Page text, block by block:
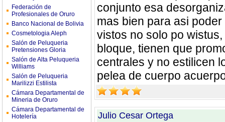
Federación de
Profesionales de Oruro
Banco Nacional de Bolivia
Cosmetologia Aleph
Salón de Peluqueria
Pretensiones Gloria
Salón de Alta Peluqueria
Williams
Salón de Peluqueria
Marilizzi Estilista
Cámara Departamental de
Mineria de Oruro
Cámara Departamental de
Hotelería
conjunto esa
mas bien para asi
vistos no solo po
bloque, tienen que
centrales y no estilicen
pelea de cuerpo
Julio Cesar Ortega